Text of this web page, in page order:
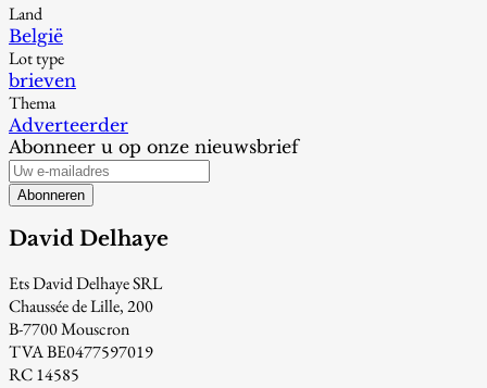
Land
België
Lot type
brieven
Thema
Adverteerder
Abonneer u op onze nieuwsbrief
Abonneren
David Delhaye
Ets David Delhaye SRL
Chaussée de Lille, 200
B-7700 Mouscron
TVA BE0477597019
RC 14585